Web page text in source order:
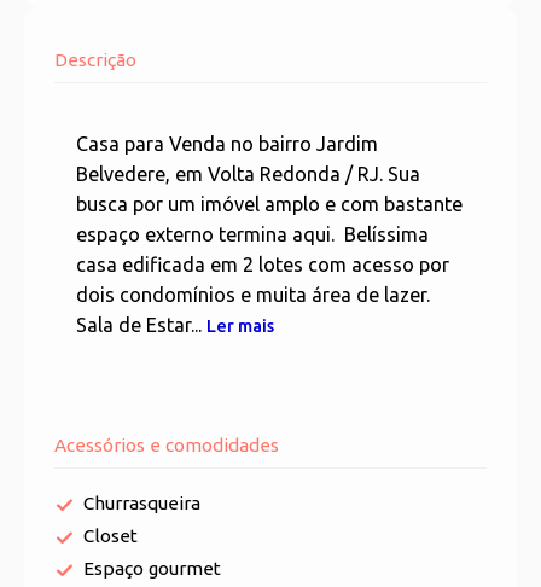
Descrição
Casa para Venda no bairro Jardim
Belvedere, em Volta Redonda / RJ. Sua
busca por um imóvel amplo e com bastante
espaço externo termina aqui. Belíssima
casa edificada em 2 lotes com acesso por
dois condomínios e muita área de lazer.
Sala de Estar... Ler mais
Acessórios e comodidades
Churrasqueira
Closet
Espaço gourmet